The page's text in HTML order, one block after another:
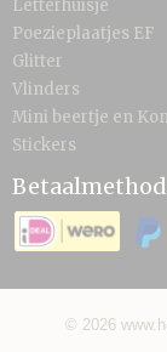
Letterhuisje
Poezieplaatjes EF
Glitter
Vlinders
Mini beertje en
Stickers
© 2026